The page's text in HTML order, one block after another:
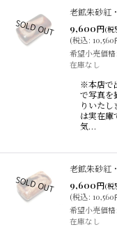
老鉱朱砂紅
9,600円(税
(税込: 10,560
希望小売価格
在庫なし
※本店で
で写真を
りいた
は実在庫
気…
老鉱朱砂紅
9,600円(税
(税込: 10,560
希望小売価格
在庫なし